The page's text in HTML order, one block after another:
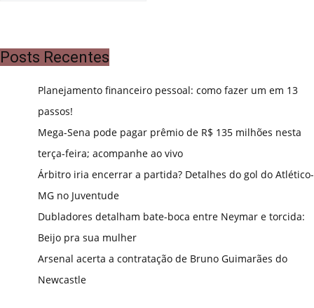
Posts Recentes
Planejamento financeiro pessoal: como fazer um em 13
passos!
Mega-Sena pode pagar prêmio de R$ 135 milhões nesta
terça-feira; acompanhe ao vivo
Árbitro iria encerrar a partida? Detalhes do gol do Atlético-
MG no Juventude
Dubladores detalham bate-boca entre Neymar e torcida:
Beijo pra sua mulher
Arsenal acerta a contratação de Bruno Guimarães do
Newcastle